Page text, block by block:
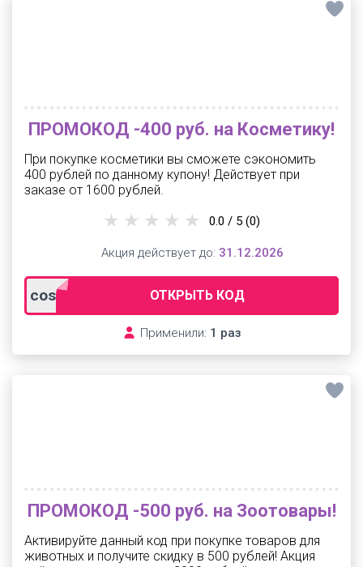
ПРОМОКОД -400 руб. на Косметику!
При покупке косметики вы сможете сэкономить
400 рублей по данному купону! Действует при
заказе от 1600 рублей.
cosmo400 ОТКРЫТЬ КОД
Применили: 1 раз
0.0 / 5 (0)
Акция действует до: 31.12.2026
ПРОМОКОД -500 руб. на Зоотовары!
Активируйте данный код при покупке товаров для
животных и получите скидку в 500 рублей! Акция